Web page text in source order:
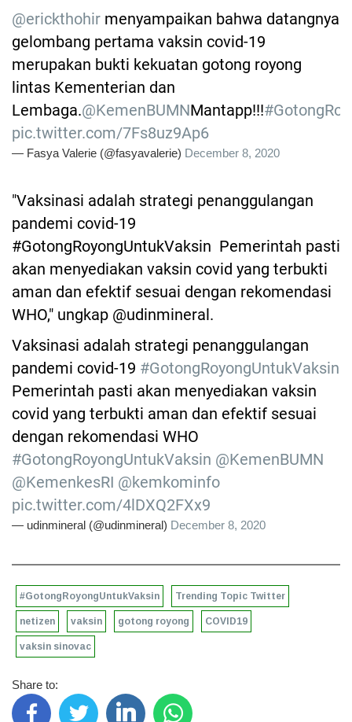
@erickthohir menyampaikan bahwa datangnya
gelombang pertama vaksin covid-19
merupakan bukti kekuatan gotong royong
lintas Kementerian dan
Lembaga.@KemenBUMNMantapp!!!
pic.twitter.com/7Fs8uz9Ap6
— Fasya Valerie (@fasyavalerie) December 8, 2020
"Vaksinasi adalah strategi penanggulangan
pandemi covid-19
#GotongRoyongUntukVaksin Pemerintah pasti
akan menyediakan vaksin covid yang terbukti
aman dan efektif sesuai dengan rekomendasi
WHO," ungkap @udinmineral.
Vaksinasi adalah strategi penanggulangan
pandemi covid-19 #GotongRoyongUntukVaksin
Pemerintah pasti akan menyediakan vaksin
covid yang terbukti aman dan efektif sesuai
dengan rekomendasi WHO
#GotongRoyongUntukVaksin @KemenBUMN
@KemenkesRI @kemkominfo
pic.twitter.com/4lDXQ2FXx9
— udinmineral (@udinmineral) December 8, 2020
#GotongRoyongUntukVaksin Trending Topic Twitter
netizen vaksin gotong royong COVID19
vaksin sinovac
Share to: